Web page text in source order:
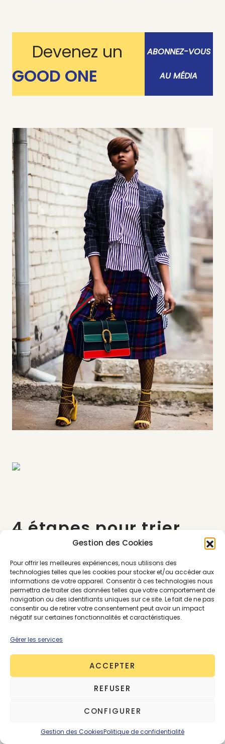
Gestion des Cookies
Pour offrir les meilleures expériences, nous utilisons des
technologies telles que les cookies pour stocker et/ou accéder aux
informations de votre appareil. Consentir à ces technologies nous
permettra de traiter des données telles que votre comportement de
navigation ou des identifiants uniques sur ce site. Le fait de ne pas
consentir ou de retirer votre consentement peut avoir un impact
négatif sur certaines fonctionnalités et caractéristiques.
Gérer les services
ACCEPTER
REFUSER
CONFIGURER
Gestion des CookiesPolitique de confidentialité
Devenez un
GOOD ONE
ABONNEZ-VOUS
AU MÉDIA
4 étapes pour trier
efficacement sa
garde-robe
Tout d’abord, on vous conseille d’y consacrer une
demi journée à part entière, afin de
sortir/décider/ranger/empaqueter en un seul
1 – Sortir l’intégralité de
ses vêtements,
accessoires et
chaussures